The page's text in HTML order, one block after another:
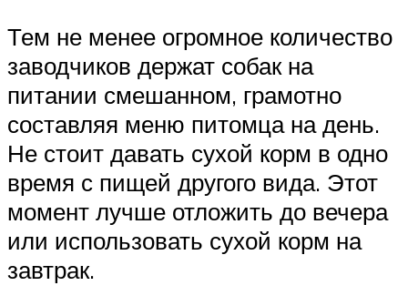
Тем не менее огромное количество
заводчиков держат собак на
питании смешанном, грамотно
составляя меню питомца на день.
Не стоит давать сухой корм в одно
время с пищей другого вида. Этот
момент лучше отложить до вечера
или использовать сухой корм на
завтрак.